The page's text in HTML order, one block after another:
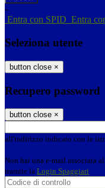
-
Entra con SPID Entra
Seleziona utente
button close ×
Recupero password
button close ×
all'indirizzo indicato con le
Non hai una e-mail associata
tramite la Login Spaggiari